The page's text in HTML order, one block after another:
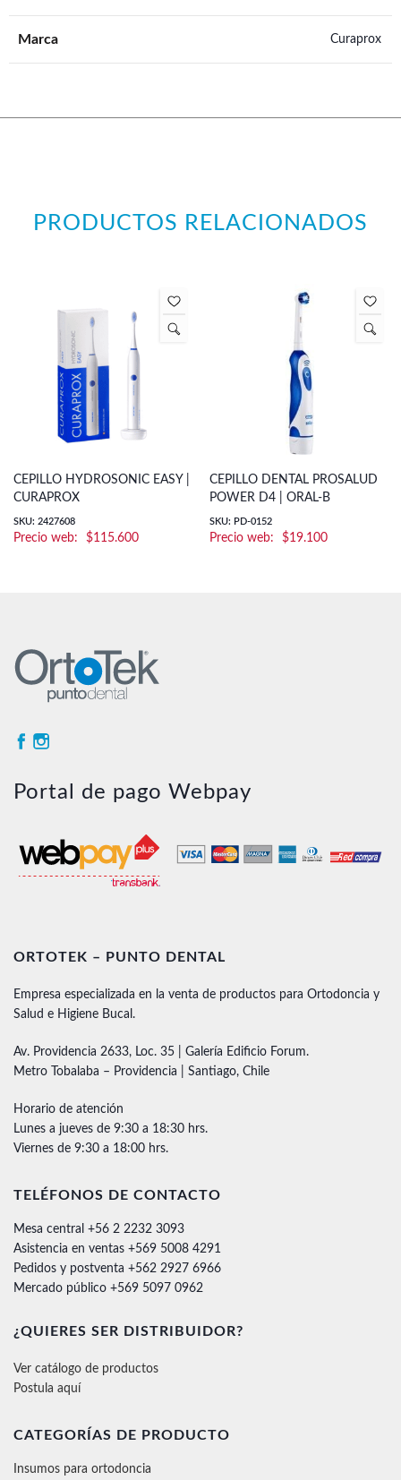
Marca Curaprox
PRODUCTOS RELACIONADOS
CEPILLO HYDROSONIC EASY |
CURAPROX
SKU: 2427608
$115.600
CEPILLO DENTAL PROSALUD
POWER D4 | ORAL-B
SKU: PD-0152
$19.100
Portal de pago Webpay
ORTOTEK – PUNTO DENTAL
Empresa especializada en la venta de productos para Ortodoncia y
Salud e Higiene Bucal.
Av. Providencia 2633, Loc. 35 | Galería Edificio Forum.
Metro Tobalaba – Providencia | Santiago, Chile
Horario de atención
Lunes a jueves de 9:30 a 18:30 hrs.
Viernes de 9:30 a 18:00 hrs.
TELÉFONOS DE CONTACTO
Mesa central +56 2 2232 3093
Asistencia en ventas +569 5008 4291
Pedidos y postventa +562 2927 6966
Mercado público +569 5097 0962
¿QUIERES SER DISTRIBUIDOR?
Ver catálogo de productos
Postula aquí
CATEGORÍAS DE PRODUCTO
Insumos para ortodoncia